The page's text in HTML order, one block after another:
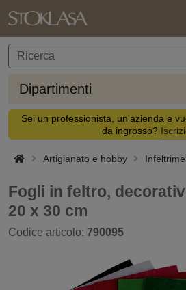
Dipartimenti
Sei un professionista, un'azienda e
da ingrosso?
Artigianato e hobby
Fogli in feltro,
20 x 30 cm
Codice articolo: 790095